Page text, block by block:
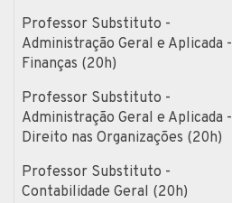
Professor Substituto -
Administração Geral e Aplicada -
Finanças (20h)
Professor Substituto -
Administração Geral e Aplicada -
Direito nas Organizações (20h)
Professor Substituto -
Contabilidade Geral (20h)